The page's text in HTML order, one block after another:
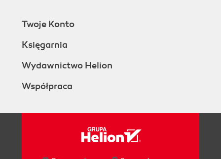
Twoje Konto
Księgarnia
Wydawnictwo Helion
Współpraca